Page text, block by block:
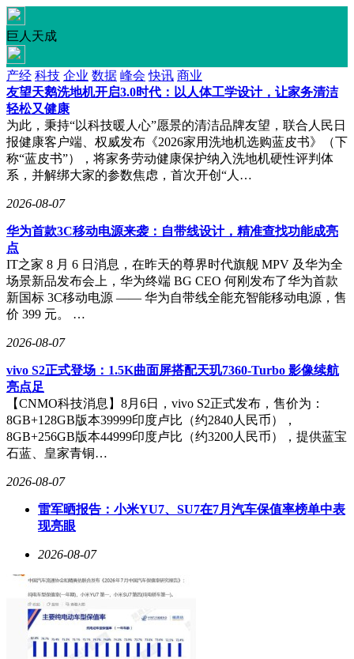
巨人天成
产经 科技 企业 数据 峰会 快讯 商业
友望天鹅洗地机开启3.0时代：以人体工学设计，让家务清洁
轻松又健康
为此，秉持“以科技暖人心”愿景的清洁品牌友望，联合人民日
报健康客户端、权威发布《2026家用洗地机选购蓝皮书》（下
称“蓝皮书”），将家务劳动健康保护纳入洗地机硬性评判体
系，并解绑大家的参数焦虑，首次开创“人…
2026-08-07
华为首款3C移动电源来袭：自带线设计，精准查找功能成亮
点
IT之家 8 月 6 日消息，在昨天的尊界时代旗舰 MPV 及华为全
场景新品发布会上，华为终端 BG CEO 何刚发布了华为首款
新国标 3C移动电源 —— 华为自带线全能充智能移动电源，售
价 399 元。 …
2026-08-07
vivo S2正式登场：1.5K曲面屏搭配天玑7360-Turbo 影像续航
亮点足
【CNMO科技消息】8月6日，vivo S2正式发布，售价为：
8GB+128GB版本39999印度卢比（约2840人民币），
8GB+256GB版本44999印度卢比（约3200人民币），提供蓝宝
石蓝、皇家青铜…
2026-08-07
雷军晒报告：小米YU7、SU7在7月汽车保值率榜单中表
现亮眼
2026-08-07